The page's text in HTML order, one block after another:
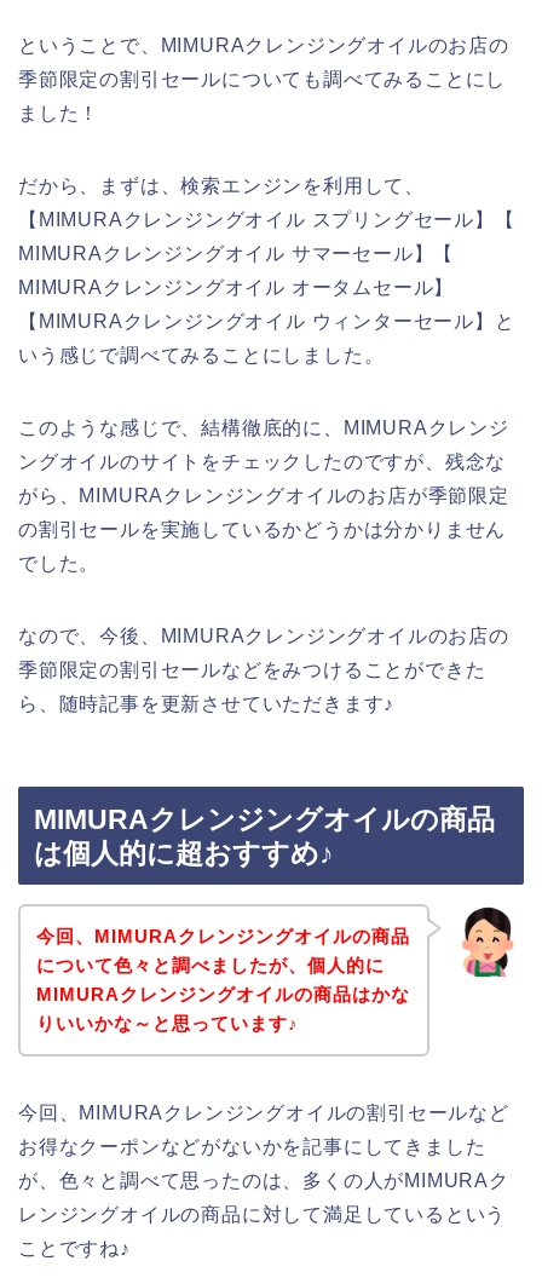
ということで、MIMURAクレンジングオイルのお店の
季節限定の割引セールについても調べてみることにし
ました！
だから、まずは、検索エンジンを利用して、
【MIMURAクレンジングオイル スプリングセール】【
MIMURAクレンジングオイル サマーセール】【
MIMURAクレンジングオイル オータムセール】
【MIMURAクレンジングオイル ウィンターセール】と
いう感じで調べてみることにしました。
このような感じで、結構徹底的に、MIMURAクレンジ
ングオイルのサイトをチェックしたのですが、残念な
がら、MIMURAクレンジングオイルのお店が季節限定
の割引セールを実施しているかどうかは分かりません
でした。
なので、今後、MIMURAクレンジングオイルのお店の
季節限定の割引セールなどをみつけることができた
ら、随時記事を更新させていただきます♪
MIMURAクレンジングオイルの商品
は個人的に超おすすめ♪
今回、MIMURAクレンジングオイルの商品
について色々と調べましたが、個人的に
MIMURAクレンジングオイルの商品はかな
りいいかな～と思っています♪
今回、MIMURAクレンジングオイルの割引セールなど
お得なクーポンなどがないかを記事にしてきました
が、色々と調べて思ったのは、多くの人がMIMURAク
レンジングオイルの商品に対して満足しているという
ことですね♪